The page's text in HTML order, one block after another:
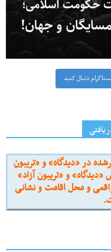
دنبال کنید
در «دیدگاه» و «تریبون
و «تریبون آزاد»
و محل اقامت و نشانی